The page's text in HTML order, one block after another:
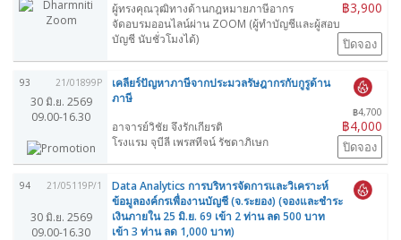
฿3,900
ผู้ทรงคุณวุฒิทางด้านกฎหมายภาษีอากร
จัดอบรมออนไลน์ผ่าน ZOOM (ผู้ทำบัญชีและผู้สอบ
บัญชี นับชั่วโมงได้)
ปิดจอง
93 21/01899P
30 มิ.ย. 2569
09.00-16.30
เคลียร์ปัญหาภาษีจากประมวลรัษฎากรกับกูรูด้าน
ภาษี
฿4,700
฿4,000
อาจารย์วิชัย จึงรักเกียรติ
โรงแรม จุบีลี เพรสทีจน์ รัชดาภิเษก
ปิดจอง
94 21/05119P/1
30 มิ.ย. 2569
09.00-16.30
Data Analytics การบริหารจัดการและวิเคราะห์
ข้อมูลองค์กรเพื่องานบัญชี (จ.ระยอง) (จองและชำระ
เงินภายใน 25 มิ.ย. 69 เข้า 2 ท่าน ลด 500 บาท
เข้า 3 ท่าน ลด 1,000 บาท)